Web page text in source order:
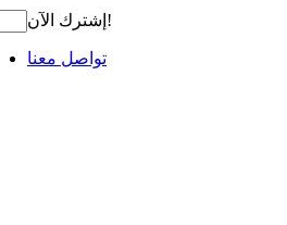
إشترك الآن!
تواصل معنا